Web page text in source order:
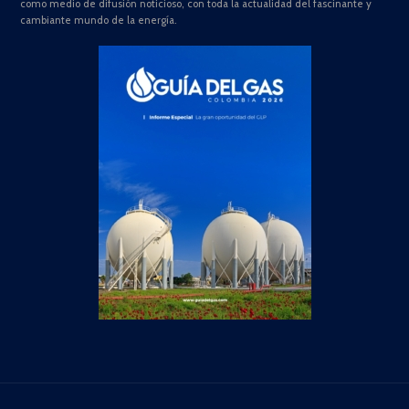
como medio de difusión noticioso, con toda la actualidad del fascinante y
cambiante mundo de la energía.